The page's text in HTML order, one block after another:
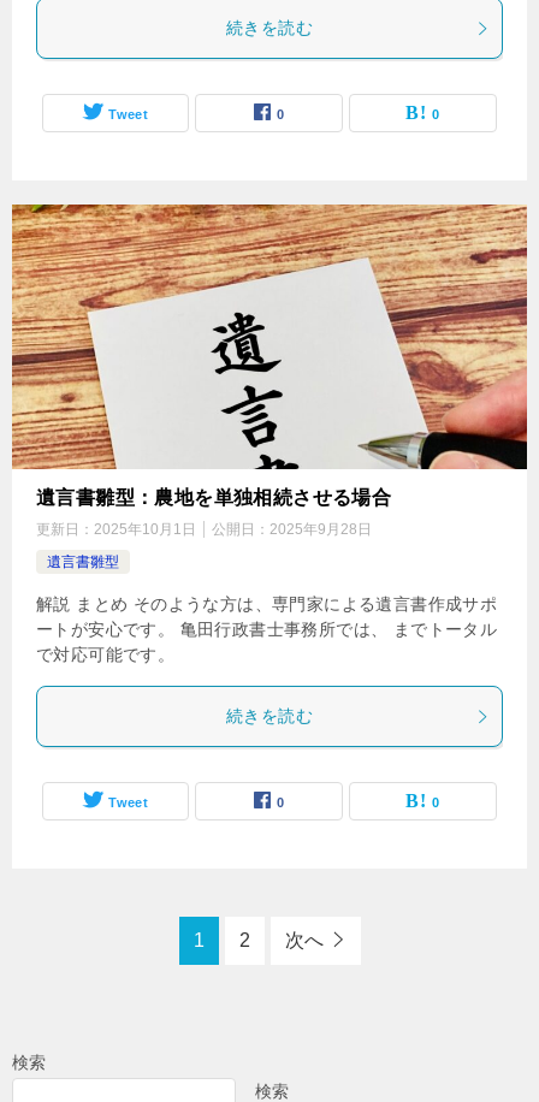
続きを読む
Tweet 0 0
遺言書雛型：農地を単独相続させる場合
更新日： 2025年10月1日 公開日： 2025年9月28日
遺言書雛型
解説 まとめ そのような方は、専門家による遺言書作成サポ
ートが安心です。 亀田行政書士事務所では、 までトータル
で対応可能です。
続きを読む
Tweet 0 0
1 2 次へ
検索
検索